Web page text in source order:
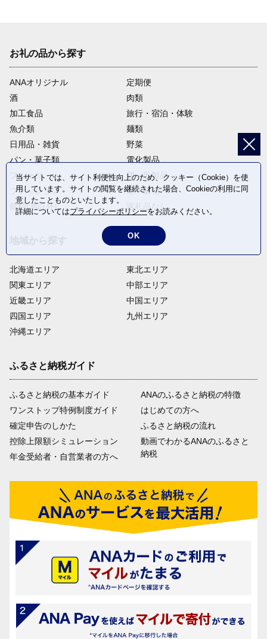
お礼の品から探す
ANAオリジナル
定期便
酒
肉類
加工食品
旅行・宿泊・体験
魚介類
麺類
日用品・雑貨
野菜
パン・菓子類
電化製品
フルーツ
卵・乳製品
ファッション
米・穀物
飲料(酒以外)
返礼品なし
北海道エリア
関東エリア
近畿エリア
四国エリア
沖縄エリア
東北エリア
中部エリア
中国エリア
九州エリア
ふるさと納税ガイド
ふるさと納税の基本ガイド
ワンストップ特例制度ガイド
確定申告のしかた
控除上限額シミュレーション
年金受給者・自営業者の方へ
ANAのふるさと納税の特徴
はじめての方へ
ふるさと納税の流れ
動画でわかるANAのふるさと
納税
当サイトでは、サイト利便性向上のため、クッキー（Cookie）を使
用しています。サイトの閲覧を継続された場合、Cookieの利用に同
意したことものといたします。
詳細についてはプライバシーポリシーをお読みください。
OK